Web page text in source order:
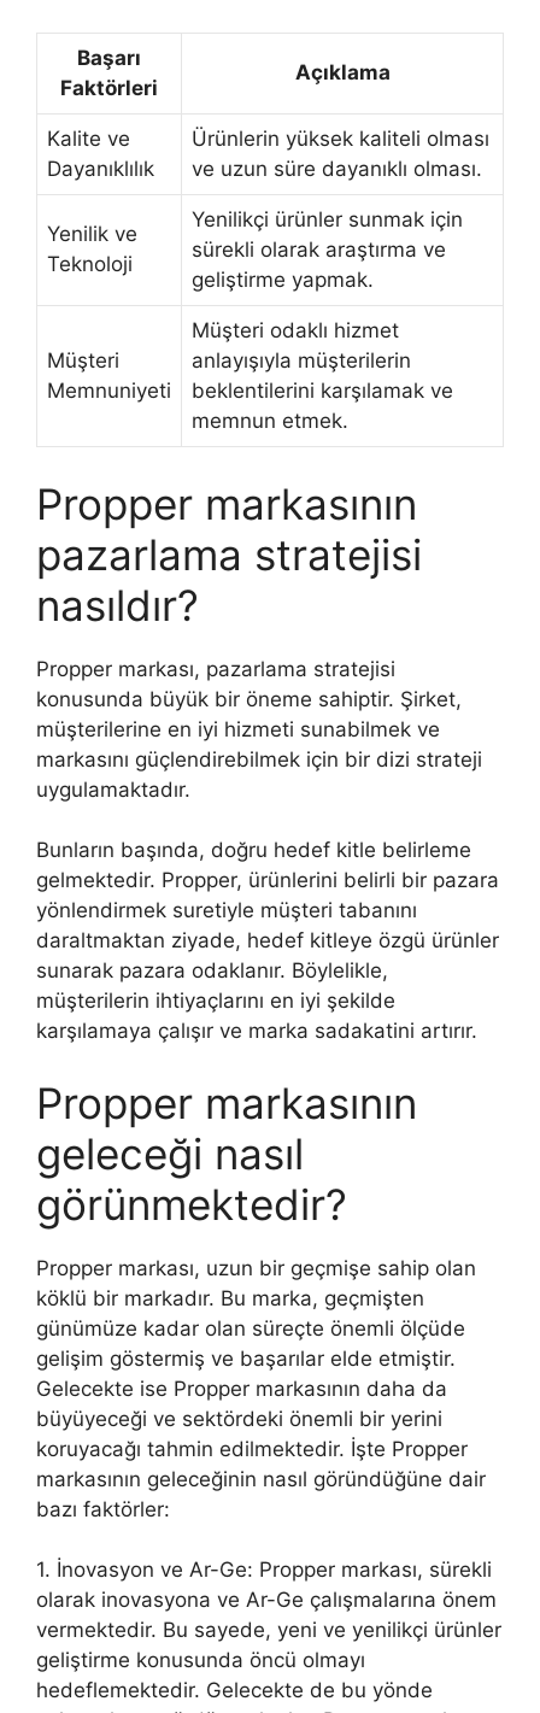
Başarı
Faktörleri
Açıklama
Kalite ve
Dayanıklılık
Ürünlerin yüksek kaliteli olması
ve uzun süre dayanıklı olması.
Yenilik ve
Teknoloji
Yenilikçi ürünler sunmak için
sürekli olarak araştırma ve
geliştirme yapmak.
Müşteri
Memnuniyeti
Müşteri odaklı hizmet
anlayışıyla müşterilerin
beklentilerini karşılamak ve
memnun etmek.
Propper markasının
pazarlama stratejisi
nasıldır?
Propper markası, pazarlama stratejisi
konusunda büyük bir öneme sahiptir. Şirket,
müşterilerine en iyi hizmeti sunabilmek ve
markasını güçlendirebilmek için bir dizi strateji
uygulamaktadır.
Bunların başında, doğru hedef kitle belirleme
gelmektedir. Propper, ürünlerini belirli bir pazara
yönlendirmek suretiyle müşteri tabanını
daraltmaktan ziyade, hedef kitleye özgü ürünler
sunarak pazara odaklanır. Böylelikle,
müşterilerin ihtiyaçlarını en iyi şekilde
karşılamaya çalışır ve marka sadakatini artırır.
Propper markasının
geleceği nasıl
görünmektedir?
Propper markası, uzun bir geçmişe sahip olan
köklü bir markadır. Bu marka, geçmişten
günümüze kadar olan süreçte önemli ölçüde
gelişim göstermiş ve başarılar elde etmiştir.
Gelecekte ise Propper markasının daha da
büyüyeceği ve sektördeki önemli bir yerini
koruyacağı tahmin edilmektedir. İşte Propper
markasının geleceğinin nasıl göründüğüne dair
bazı faktörler:
1. İnovasyon ve Ar-Ge: Propper markası, sürekli
olarak inovasyona ve Ar-Ge çalışmalarına önem
vermektedir. Bu sayede, yeni ve yenilikçi ürünler
geliştirme konusunda öncü olmayı
hedeflemektedir. Gelecekte de bu yönde